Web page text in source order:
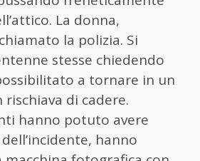
La donna,
la polizia. Si
stesse chiedendo
a tornare in un
di cadere.
hanno potuto avere
dell’incidente, hanno